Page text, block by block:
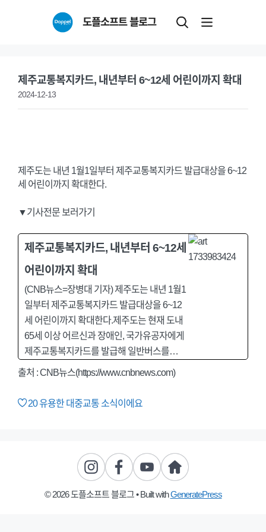
도플소프트 블로그
제주교통복지카드, 내년부터 6~12세 어린이까지 확대
2024-12-13
제주도는 내년 1월1일부터 제주교통복지카드 발급대상을 6~12
세 어린이까지 확대한다.
▼기사전문 보러가기
제주교통복지카드, 내년부터 6~12세
어린이까지 확대
(CNB뉴스=장병대 기자) 제주도는 내년 1월1
일부터 제주교통복지카드 발급대상을 6~12
세 어린이까지 확대한다.제주도는 현재 도내
65세 이상 어르신과 장애인, 국가유공자에게
제주교통복지카드를 발급해 일반버스를…
출처 : CNB뉴스(https://www.cnbnews.com)
20유용한 대중교통 소식이에요
© 2026 도플소프트 블로그• Built withGeneratePress